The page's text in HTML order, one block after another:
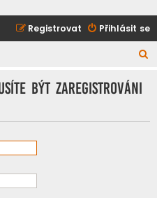
Přihlásit se
Registrovat
být zaregistrováni